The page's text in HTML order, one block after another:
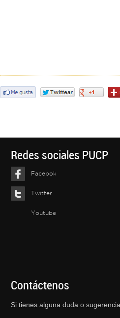
Redes sociales PUCP
Facebok
Twitter
Youtube
Contáctenos
Si tienes alguna duda o